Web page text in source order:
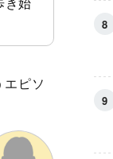
ピソ